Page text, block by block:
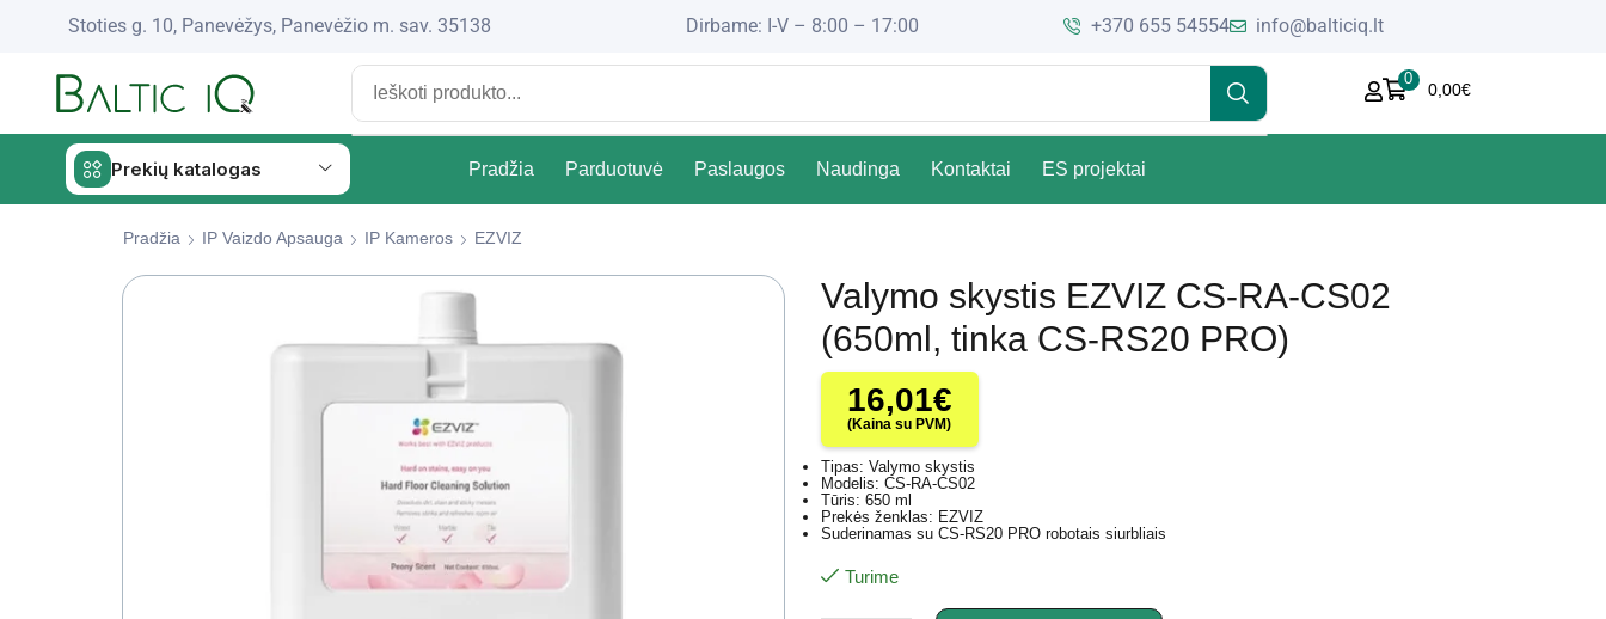
Stoties g. 10, Panevėžys, Panevėžio m. sav. 35138 Dirbame: I-V – 8:00 – 17:00 +370 655 54554 info@balticiq.lt
0
0,00€
Prekių katalogas Pradžia Parduotuvė Paslaugos Naudinga Kontaktai ES projektai
Pradžia IP Vaizdo Apsauga IP Kameros EZVIZ
Valymo skystis EZVIZ CS-RA-CS02
(650ml, tinka CS-RS20 PRO)
16,01€
(Kaina su PVM)
Tipas: Valymo skystis
Modelis: CS-RA-CS02
Tūris: 650 ml
Prekės ženklas: EZVIZ
Suderinamas su CS-RS20 PRO robotais siurbliais
Turime